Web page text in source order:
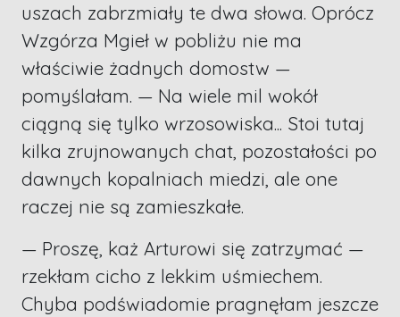
uszach zabrzmiały te dwa słowa. Oprócz
Wzgórza Mgieł w pobliżu nie ma
właściwie żadnych domostw —
pomyślałam. — Na wiele mil wokół
ciągną się tylko wrzosowiska... Stoi tutaj
kilka zrujnowanych chat, pozostałości po
dawnych kopalniach miedzi, ale one
raczej nie są zamieszkałe.
— Proszę, każ Arturowi się zatrzymać —
rzekłam cicho z lekkim uśmiechem.
Chyba podświadomie pragnęłam jeszcze